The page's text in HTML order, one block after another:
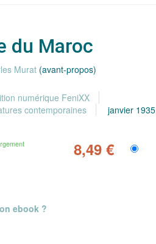
du Maroc
Murat (avant-propos)
numérique FeniXX
contemporaines janvier 1935
8,49 €
ebook ?